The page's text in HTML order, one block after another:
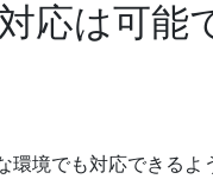
応は可能
境でも対応できるよ